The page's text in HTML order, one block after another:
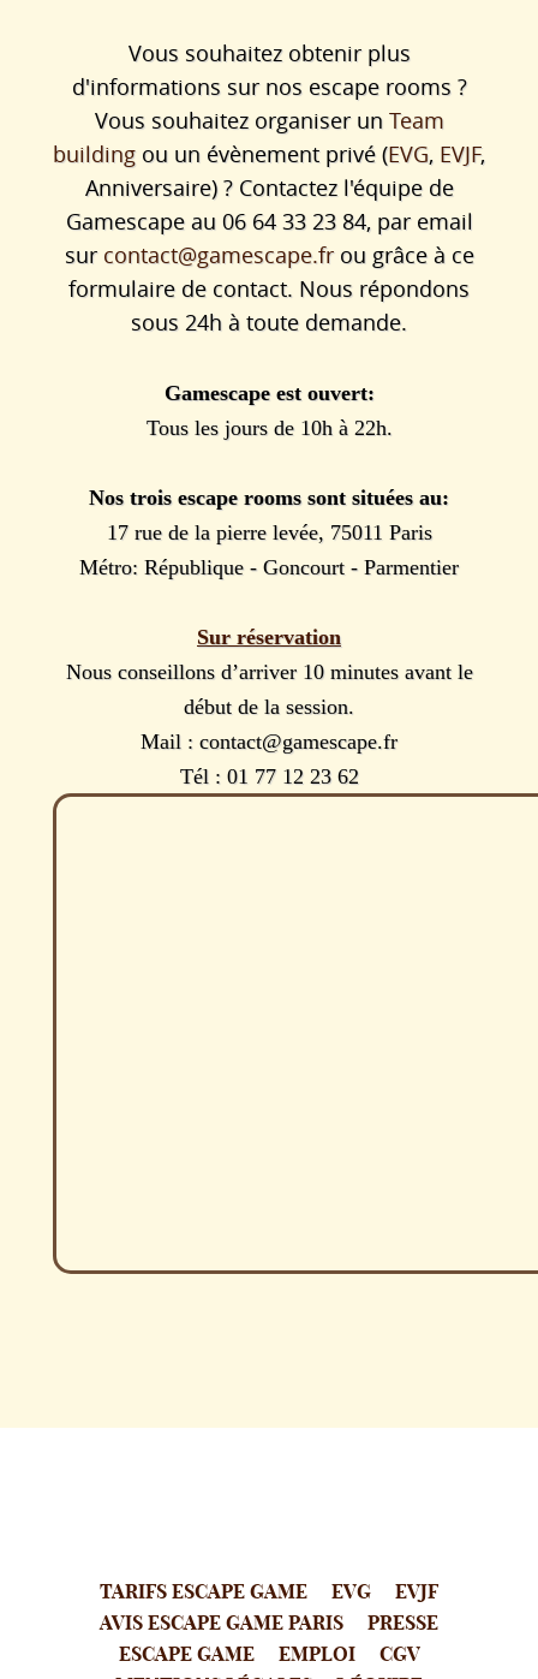
Vous souhaitez obtenir plus
d'informations sur nos escape rooms ?
Vous souhaitez organiser un Team
building ou un évènement privé (EVG, EVJF,
Anniversaire) ? Contactez l'équipe de
Gamescape au 06 64 33 23 84, par email
sur contact@gamescape.frou grâce à ce
formulaire de contact. Nous répondons
sous 24h à toute demande.
Gamescape est ouvert:
Tous les jours de 10h à 22h.
Nos trois escape rooms sont situées au:
17 rue de la pierre levée, 75011 Paris
Métro: République - Goncourt - Parmentier
Sur réservation
Nous conseillons d’arriver 10 minutes avant le
début de la session.
Mail : contact@gamescape.fr
Tél : 01 77 12 23 62
TARIFS ESCAPE GAME EVG
EVJF
AVIS ESCAPE GAME PARIS
PRESSE
ESCAPE GAME
EMPLOI
CGV